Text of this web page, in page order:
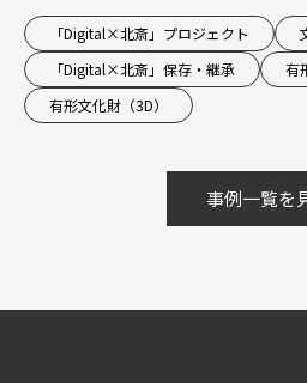
「Digital×北斎」プロジェクト
「Digital×北斎」保存・継承
有
有形文化財（3D）
事例一覧を